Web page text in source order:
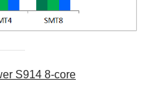
S914 8-core